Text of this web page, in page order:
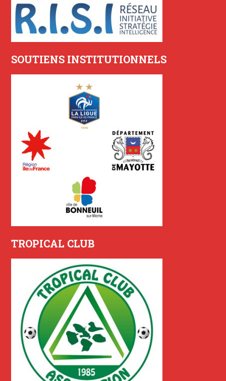
SOUTIENS INSTITUTIONNELS
TROPICAL CLUB